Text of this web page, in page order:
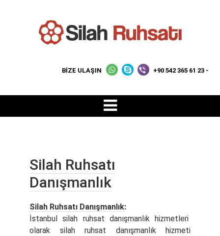
BİZE ULAŞIN +90 542 365 61 23 -
Silah Ruhsatı
Danışmanlık
Silah Ruhsatı Danışmanlık:
İstanbul silah ruhsat danışmanlık hizmetleri
olarak silah ruhsat danışmanlık hizmeti